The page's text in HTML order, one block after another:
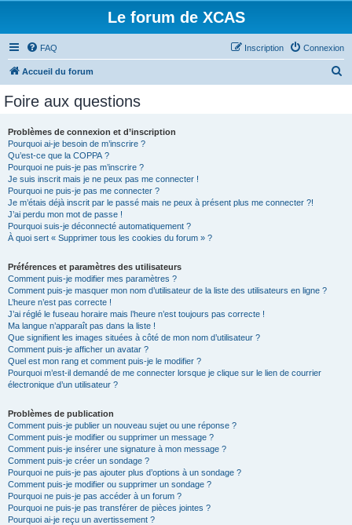
Le forum de XCAS
FAQ Connexion
Inscription
Accueil du forum
Foire aux questions
Problèmes de connexion et d’inscription
Pourquoi ai-je besoin de m’inscrire ?
Qu’est-ce que la COPPA ?
Pourquoi ne puis-je pas m’inscrire ?
Je suis inscrit mais je ne peux pas me connecter !
Pourquoi ne puis-je pas me connecter ?
Je m’étais déjà inscrit par le passé mais ne peux à présent plus me connecter ?!
J’ai perdu mon mot de passe !
Pourquoi suis-je déconnecté automatiquement ?
À quoi sert « Supprimer tous les cookies du forum » ?
Préférences et paramètres des utilisateurs
Comment puis-je modifier mes paramètres ?
Comment puis-je masquer mon nom d’utilisateur de la liste des utilisateurs en ligne ?
L’heure n’est pas correcte !
J’ai réglé le fuseau horaire mais l’heure n’est toujours pas correcte !
Ma langue n’apparaît pas dans la liste !
Que signifient les images situées à côté de mon nom d’utilisateur ?
Comment puis-je afficher un avatar ?
Quel est mon rang et comment puis-je le modifier ?
Pourquoi m’est-il demandé de me connecter lorsque je clique sur le lien de courrier
électronique d’un utilisateur ?
Problèmes de publication
Comment puis-je publier un nouveau sujet ou une réponse ?
Comment puis-je modifier ou supprimer un message ?
Comment puis-je insérer une signature à mon message ?
Comment puis-je créer un sondage ?
Pourquoi ne puis-je pas ajouter plus d’options à un sondage ?
Comment puis-je modifier ou supprimer un sondage ?
Pourquoi ne puis-je pas accéder à un forum ?
Pourquoi ne puis-je pas transférer de pièces jointes ?
Pourquoi ai-je reçu un avertissement ?